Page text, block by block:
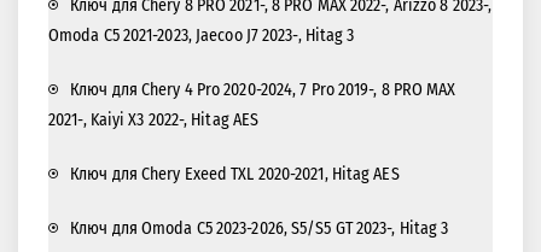
Ключ для Chery 8 PRO 2021-, 8 PRO MAX 2022-, Arizzo 8 2023-,
Omoda C5 2021-2023, Jaecoo J7 2023-, Hitag 3
Ключ для Chery 4 Pro 2020-2024, 7 Pro 2019-, 8 PRO MAX
2021-, Kaiyi X3 2022-, Hitag AES
Ключ для Chery Exeed TXL 2020-2021, Hitag AES
Ключ для Omoda C5 2023-2026, S5/S5 GT 2023-, Hitag 3